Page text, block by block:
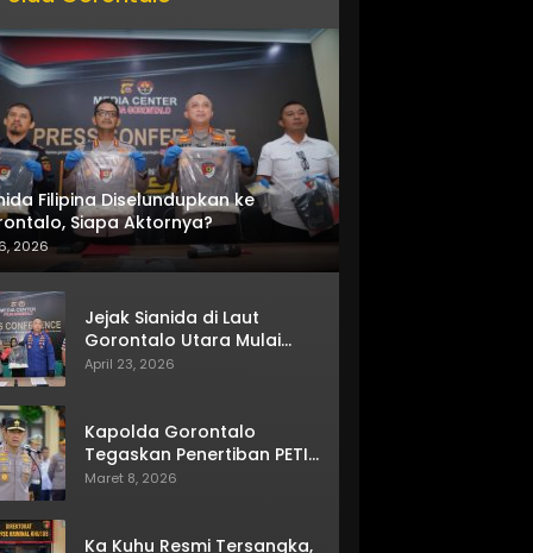
Filipina Diselundupkan ke
Siapa Aktornya?
2026
Jejak Sianida di Laut
Gorontalo Utara Mulai
Terkuak
April 23, 2026
Kapolda Gorontalo
Tegaskan Penertiban PETI
Terus Berjalan
Maret 8, 2026
Ka Kuhu Resmi Tersangka,